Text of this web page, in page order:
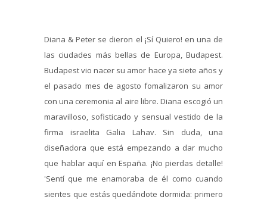
Diana & Peter se dieron el ¡Sí Quiero! en una de
las ciudades más bellas de Europa, Budapest.
Budapest vio nacer su amor hace ya siete años y
el pasado mes de agosto fomalizaron su amor
con una ceremonia al aire libre. Diana escogió un
maravilloso, sofisticado y sensual vestido de la
firma israelita Galia Lahav. Sin duda, una
diseñadora que está empezando a dar mucho
que hablar aquí en España. ¡No pierdas detalle!
'Sentí que me enamoraba de él como cuando
sientes que estás quedándote dormida: primero